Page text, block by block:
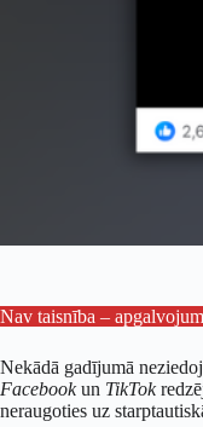
Nav taisnība –
Nekādā gadījumā
Facebookun TikTok
neraugoties uz